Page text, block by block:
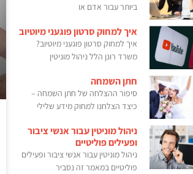
ביותר עבור אדם או
איך למחוק סרטון פוגעני מיוטיוב
איך למחוק סרטון פוגעני מיוטיוב?
משרד רונן הלל ניהול מוניטין
חתן השמחה
סיפור ההצלחה של חתן השמחה –
כיצד הצלחנו למחוק מידע שלילי
ניהול מוניטין עבור אנשי ציבור
ופעילים פוליטיים
ניהול מוניטין עבור אנשי ציבור ופעילים
פוליטיים במאמר זה נסביר